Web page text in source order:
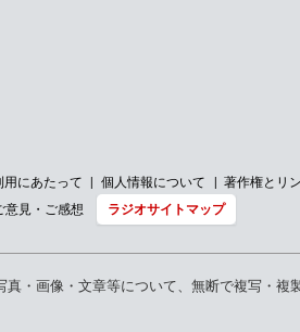
用にあたって 個人情報について
著作権とリ
意見・ご感想
ラジオサイトマップ
真・画像・文章等について、無断で複写・